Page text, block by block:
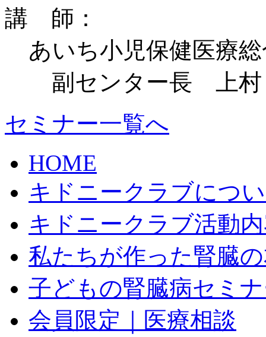
講 師：
あいち小児保健医療
副センター長 上
セミナー一覧へ
HOME
キドニークラブにつ
キドニークラブ活動
私たちが作った腎臓
子どもの腎臓病セミ
会員限定｜医療相談